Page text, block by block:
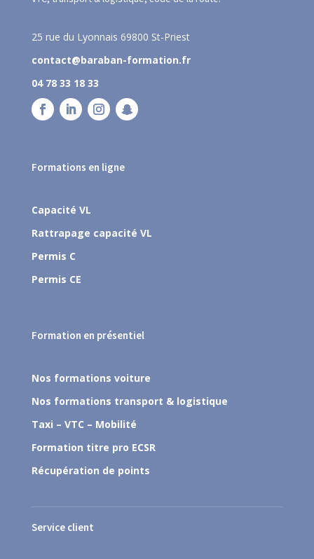
25 rue du Lyonnais 69800 St-Priest
contact@baraban-formation.fr
04 78 33 18 33
Formations en ligne
Capacité VL
Rattrapage capacité VL
Permis C
Permis CE
Formation en présentiel
Nos formations voiture
Nos formations transport & logistique
Taxi – VTC – Mobilité
Formation titre pro ECSR
Récupération de points
Service client